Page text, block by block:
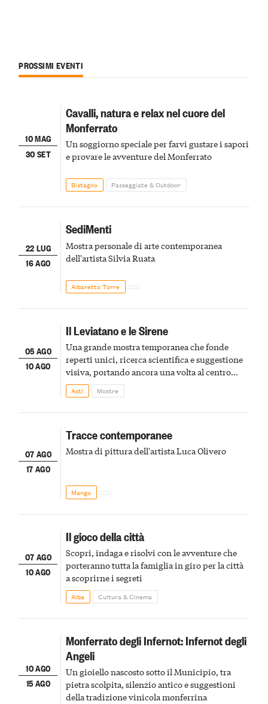
PROSSIMI EVENTI
10 MAG
30 SET
Cavalli, natura e relax nel cuore del
Monferrato
Un soggiorno speciale per farvi gustare i sapori
e provare le avventure del Monferrato
Bistagno Passeggiate & Outdoor
22 LUG
16 AGO
SediMenti
Mostra personale di arte contemporanea
dell'artista Silvia Ruata
Albaretto Torre
05 AGO
10 AGO
Il Leviatano e le Sirene
Una grande mostra temporanea che fonde
reperti unici, ricerca scientifica e suggestione
visiva, portando ancora una volta al centro
della scena le meraviglie del passato astigiano
Asti Mostre
07 AGO
17 AGO
Tracce contemporanee
Mostra di pittura dell'artista Luca Olivero
Mango
07 AGO
10 AGO
Il gioco della città
Scopri, indaga e risolvi con le avventure che
porteranno tutta la famiglia in giro per la città
a scoprirne i segreti
Alba Cultura & Cinema
10 AGO
15 AGO
Monferrato degli Infernot: Infernot degli
Angeli
Un gioiello nascosto sotto il Municipio, tra
pietra scolpita, silenzio antico e suggestioni
della tradizione vinicola monferrina